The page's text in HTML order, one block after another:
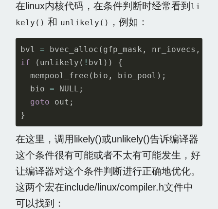
在linux内核代码，在条件判断时经常看到 li
kely() 和 unlikely() ，例如：
bvl = bvec_alloc ( gfp_mask , nr_iovecs ,
if
( unlikely ( ! bvl ))
{
mempool_free ( bio , bio_pool );
bio = NULL ;
goto
out ;
}
在这里，调用likely()或unlikely()告诉编译器
这个条件很有可能或者不太有可能发生，好
让编译器对这个条件判断进行正确地优化。
这两个宏在include/linux/compiler.h文件中
可以找到：